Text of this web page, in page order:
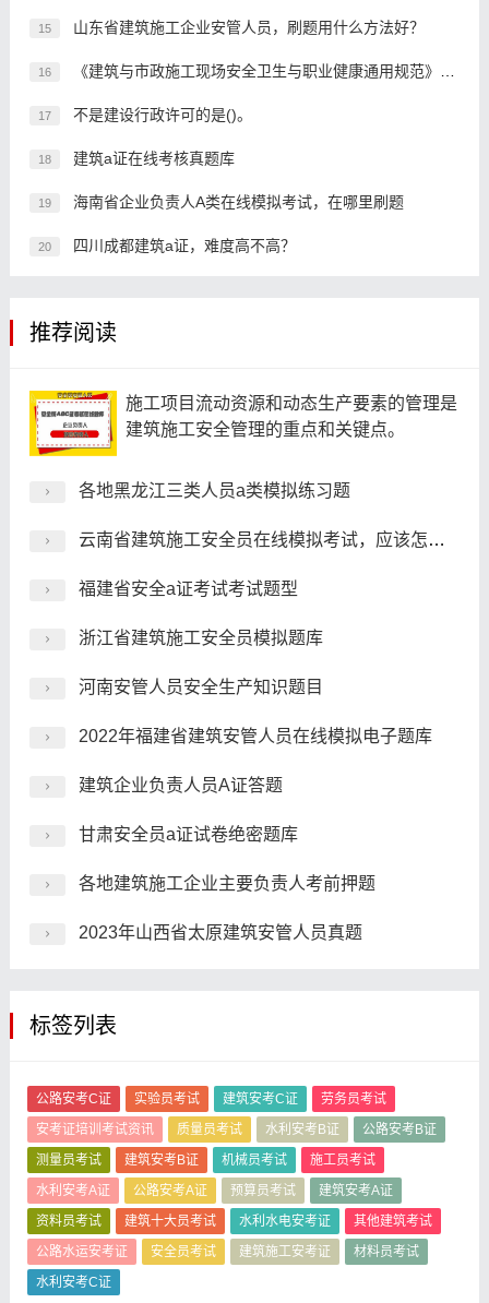
15 山东省建筑施工企业安管人员，刷题用什么方法好？
16 《建筑与市政施工现场安全卫生与职业健康通用规范》第3.1.2条规定，施工现场应当合理设置、安全生产宣传标语和标牌，标牌设置应()。
17 不是建设行政许可的是()。
18 建筑a证在线考核真题库
19 海南省企业负责人A类在线模拟考试，在哪里刷题
20 四川成都建筑a证，难度高不高？
推荐阅读
施工项目流动资源和动态生产要素的管理是
建筑施工安全管理的重点和关键点。
各地黑龙江三类人员a类模拟练习题
云南省建筑施工安全员在线模拟考试，应该怎么考？
福建省安全a证考试考试题型
浙江省建筑施工安全员模拟题库
河南安管人员安全生产知识题目
2022年福建省建筑安管人员在线模拟电子题库
建筑企业负责人员A证答题
甘肃安全员a证试卷绝密题库
各地建筑施工企业主要负责人考前押题
2023年山西省太原建筑安管人员真题
标签列表
公路安考C证 实验员考试 建筑安考C证
劳务员考试
安考证培训考试资讯
质量员考试 水利安考B证
公路安考B证
测量员考试
建筑安考B证 机械员考试
施工员考试
水利安考A证
公路安考A证 预算员考试
建筑安考A证
资料员考试
建筑十大员考试 水利水电安考证
其他建筑考试
公路水运安考证
安全员考试 建筑施工安考证
材料员考试
水利安考C证